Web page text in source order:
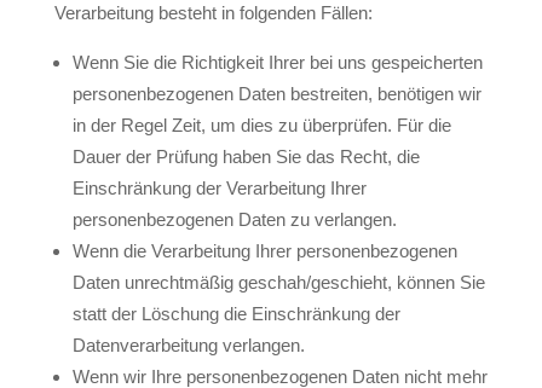
Verarbeitung besteht in folgenden Fällen:
Wenn Sie die Richtigkeit Ihrer bei uns gespeicherten
personenbezogenen Daten bestreiten, benötigen wir
in der Regel Zeit, um dies zu überprüfen. Für die
Dauer der Prüfung haben Sie das Recht, die
Einschränkung der Verarbeitung Ihrer
personenbezogenen Daten zu verlangen.
Wenn die Verarbeitung Ihrer personenbezogenen
Daten unrechtmäßig geschah/geschieht, können Sie
statt der Löschung die Einschränkung der
Datenverarbeitung verlangen.
Wenn wir Ihre personenbezogenen Daten nicht mehr